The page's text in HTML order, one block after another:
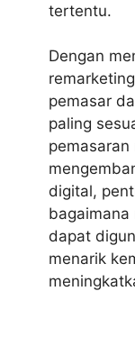
tertentu.
Dengan
pemasar
paling
pemasaran
digital,
dapat
menarik